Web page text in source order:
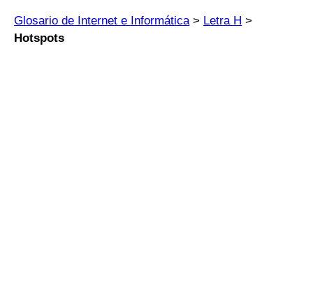
Glosario de Internet e Informática> Letra H >
Hotspots